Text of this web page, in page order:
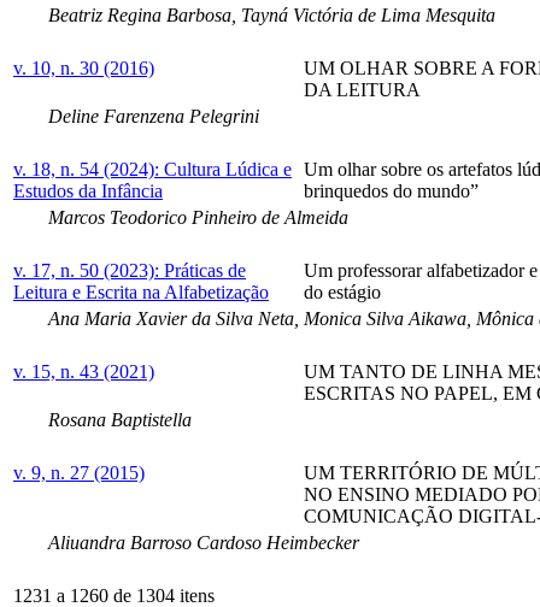
Beatriz Regina Barbosa, Tayná Victória de Lima Mesquita
v. 10, n. 30 (2016)
UM OLHAR SOBRE A
DA LEITURA
Deline Farenzena Pelegrini
v. 18, n. 54 (2024): Cultura Lúdica e
Estudos da Infância
Um olhar sobre os artefatos
brinquedos do mundo”
Marcos Teodorico Pinheiro de Almeida
v. 17, n. 50 (2023): Práticas de
Leitura e Escrita na Alfabetização
Um professorar alfabetizador
do estágio
Ana Maria Xavier da Silva Neta, Monica Silva Aikawa,
v. 15, n. 43 (2021)
UM TANTO DE LINHA
ESCRITAS NO PAPEL,
Rosana Baptistella
v. 9, n. 27 (2015)
UM TERRITÓRIO DE
NO ENSINO MEDIADO
COMUNICAÇÃO
Aliuandra Barroso Cardoso Heimbecker
1231 a 1260 de 1304 itens